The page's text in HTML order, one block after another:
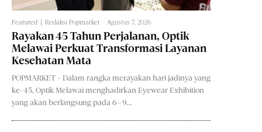
Featured Redaksi Popmarket Agustus 7, 2026
Rayakan 45 Tahun Perjalanan, Optik
Melawai Perkuat Transformasi Layanan
Kesehatan Mata
POPMARKET - Dalam rangka merayakan hari jadinya yang
ke-45, Optik Melawai menghadirkan Eyewear Exhibition
yang akan berlangsung pada 6–9...